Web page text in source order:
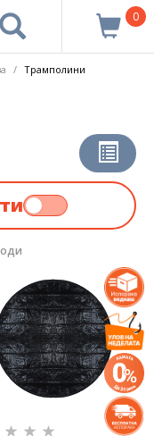
0
Трамполини